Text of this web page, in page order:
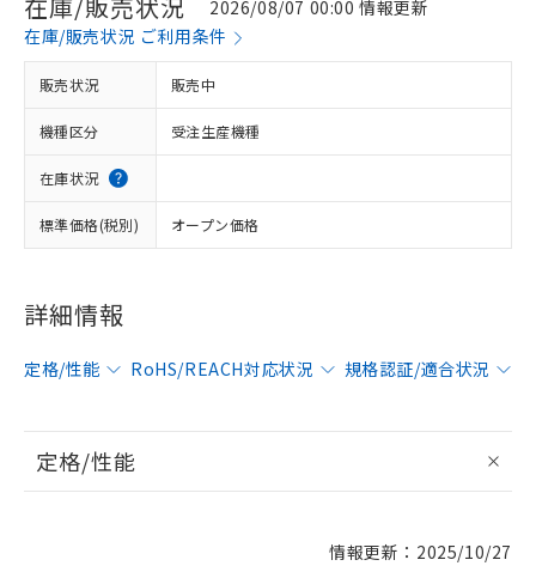
2026/08/07 00:00 情報更新
在庫/販売状況 ご利用条件
販売状況 販売中
機種区分 受注生産機種
在庫状況
標準価格(税別) オープン価格
詳細情報
定格/性能 RoHS/REACH対応状況 規格認証/適合状況
定格/性能
情報更新：2025/10/27